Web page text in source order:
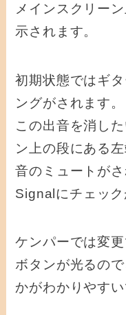
メインスクリー
示されます。
初期状態ではギ
ングがされます。
この出音を消し
ン上の段にある
音のミュートが
Signalにチェック
ケンパーでは変
ボタンが光るの
かがわかりやすい